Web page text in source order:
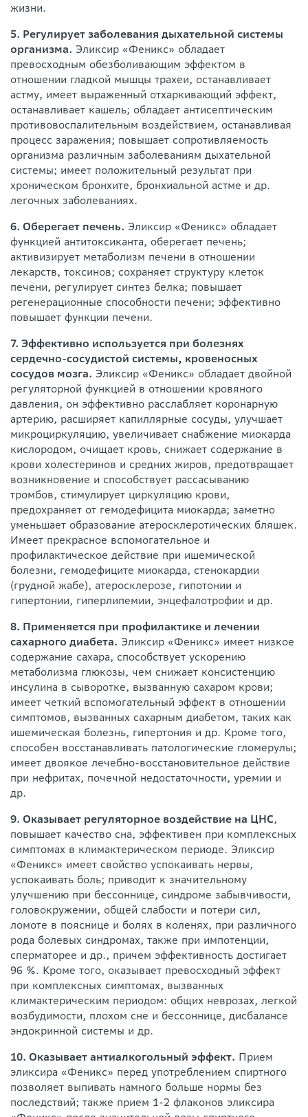
жизни.
5. Регулирует заболевания дыхательной системы
организма. Эликсир «Феникс» обладает
превосходным обезболивающим эффектом в
отношении гладкой мышцы трахеи, останавливает
астму, имеет выраженный отхаркивающий эффект,
останавливает кашель; обладает антисептическим
противовоспалительным воздействием, останавливая
процесс заражения; повышает сопротивляемость
организма различным заболеваниям дыхательной
системы; имеет положительный результат при
хроническом бронхите, бронхиальной астме и др.
легочных заболеваниях.
6. Оберегает печень. Эликсир «Феникс» обладает
функцией антитоксиканта, оберегает печень;
активизирует метаболизм печени в отношении
лекарств, токсинов; сохраняет структуру клеток
печени, регулирует синтез белка; повышает
регенерационные способности печени; эффективно
повышает функции печени.
7. Эффективно используется при болезнях
сердечно-сосудистой системы, кровеносных
сосудов мозга. Эликсир «Феникс» обладает двойной
регуляторной функцией в отношении кровяного
давления, он эффективно расслабляет коронарную
артерию, расширяет капиллярные сосуды, улучшает
микроциркуляцию, увеличивает снабжение миокарда
кислородом, очищает кровь, снижает содержание в
крови холестеринов и средних жиров, предотвращает
возникновение и способствует рассасыванию
тромбов, стимулирует циркуляцию крови,
предохраняет от гемодефицита миокарда; заметно
уменьшает образование атеросклеротических бляшек.
Имеет прекрасное вспомогательное и
профилактическое действие при ишемической
болезни, гемодефиците миокарда, стенокардии
(грудной жабе), атеросклерозе, гипотонии и
гипертонии, гиперлипемии, энцефалотрофии и др.
8. Применяется при профилактике и лечении
сахарного диабета. Эликсир «Феникс» имеет низкое
содержание сахара, способствует ускорению
метаболизма глюкозы, чем снижает консистенцию
инсулина в сыворотке, вызванную сахаром крови;
имеет четкий вспомогательный эффект в отношении
симптомов, вызванных сахарным диабетом, таких как
ишемическая болезнь, гипертония и др. Кроме того,
способен восстанавливать патологические гломерулы;
имеет двоякое лечебно-восстановительное действие
при нефритах, почечной недостаточности, уремии и
др.
9. Оказывает регуляторное воздействие на ЦНС,
повышает качество сна, эффективен при комплексных
симптомах в климактерическом периоде. Эликсир
«Феникс» имеет свойство успокаивать нервы,
успокаивать боль; приводит к значительному
улучшению при бессоннице, синдроме забывчивости,
головокружении, общей слабости и потери сил,
ломоте в пояснице и болях в коленях, при различного
рода болевых синдромах, также при импотенции,
сперматорее и др., причем эффективность достигает
96 %. Кроме того, оказывает превосходный эффект
при комплексных симптомах, вызванных
климактерическим периодом: общих неврозах, легкой
возбудимости, плохом сне и бессоннице, дисбалансе
эндокринной системы и др.
10. Оказывает антиалкогольный эффект. Прием
эликсира «Феникс» перед употреблением спиртного
позволяет выпивать намного больше нормы без
последствий; также прием 1-2 флаконов эликсира